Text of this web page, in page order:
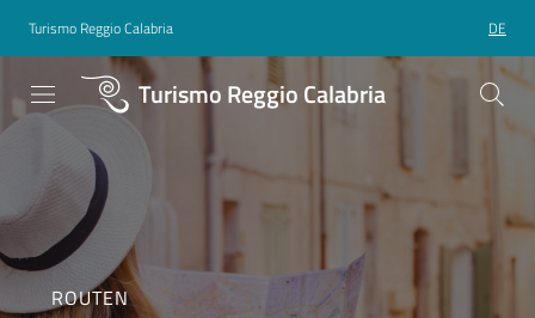
Turismo Reggio Calabria DE
Turismo Reggio Calabria
ROUTEN